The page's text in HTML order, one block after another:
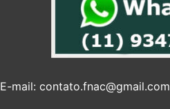
E-mail: contato.fnac@gmail.com